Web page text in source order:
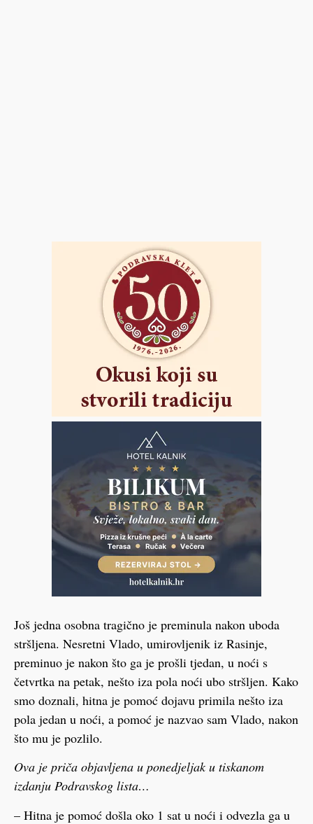
Još jedna osobna tragično je preminula nakon uboda
stršljena. Nesretni Vlado, umirovljenik iz Rasinje,
preminuo je nakon što ga je prošli tjedan, u noći s
četvrtka na petak, nešto iza pola noći ubo stršljen. Kako
smo doznali, hitna je pomoć dojavu primila nešto iza
pola jedan u noći, a pomoć je nazvao sam Vlado, nakon
što mu je pozlilo.
Ova je priča objavljena u ponedjeljak u tiskanom
izdanju Podravskog lista…
– Hitna je pomoć došla oko 1 sat u noći i odvezla ga u